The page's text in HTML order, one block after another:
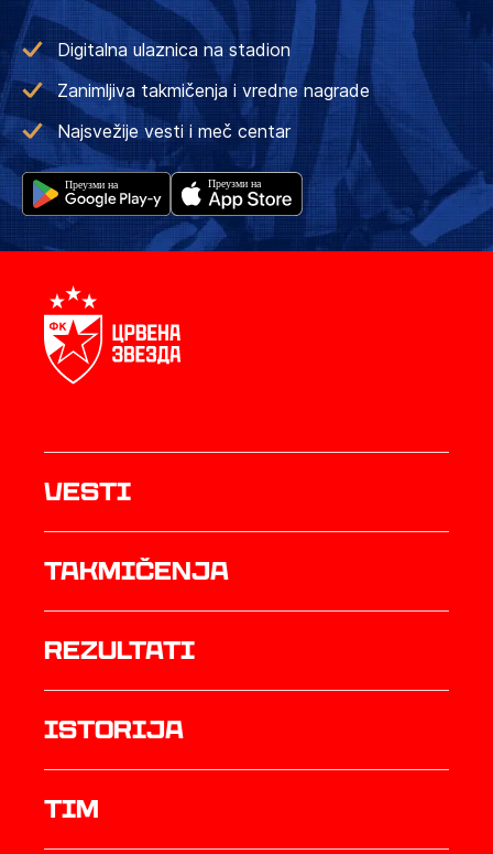
Digitalna ulaznica na stadion
Zanimljiva takmičenja i vredne nagrade
Najsvežije vesti i meč centar
Vesti
Takmičenja
rezultati
istorija
TIM